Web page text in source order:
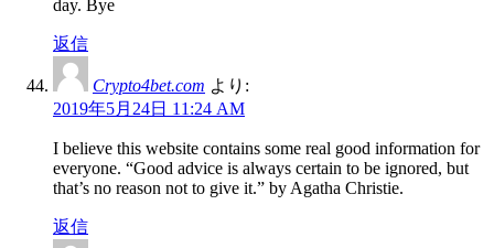
day. Bye
返信
Crypto4bet.com より:
2019年5月24日 11:24 AM
I believe this website contains some real good information for
everyone. “Good advice is always certain to be ignored, but
that’s no reason not to give it.” by Agatha Christie.
返信